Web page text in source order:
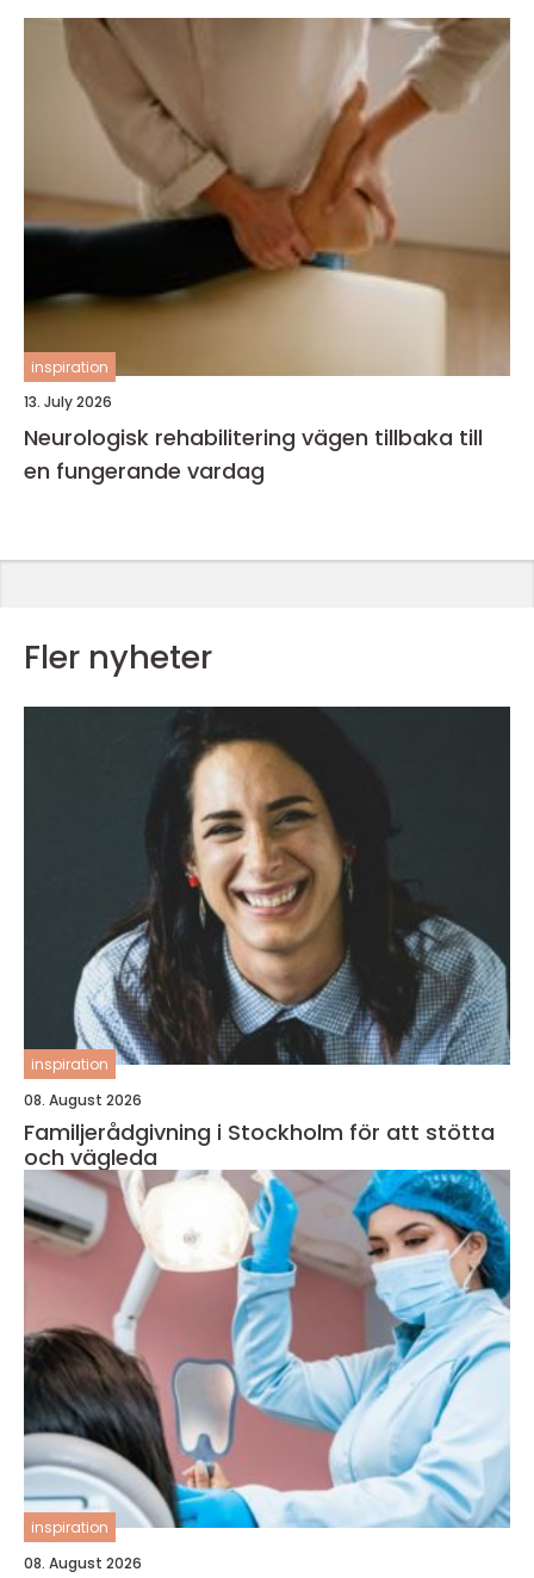
inspiration
13. July 2026
Neurologisk rehabilitering vägen tillbaka till
en fungerande vardag
Fler nyheter
inspiration
08. August 2026
Familjerådgivning i Stockholm för att stötta
och vägleda
inspiration
08. August 2026